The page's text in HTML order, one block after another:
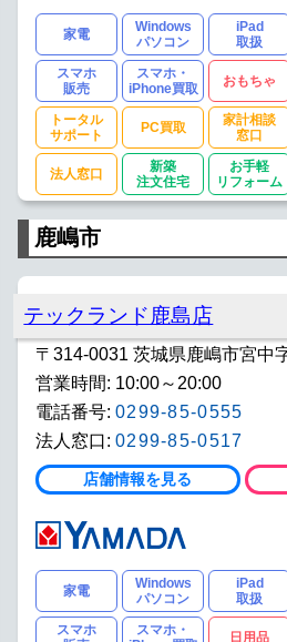
家電
Windows
パソコン
iPad
取扱
スマホ
販売
スマホ・
iPhone買取
おもちゃ
トータル
サポート
PC買取
家計相談
窓口
法人窓口
新築
注文住宅
お手軽
リフォーム
鹿嶋市
テックランド鹿島店
〒314-0031 茨城県鹿嶋市宮中
営業時間: 10:00～20:00
電話番号: 0299-85-0555
法人窓口: 0299-85-0517
店舗情報を見る
家電
Windows
パソコン
iPad
取扱
スマホ
スマホ・
日用品